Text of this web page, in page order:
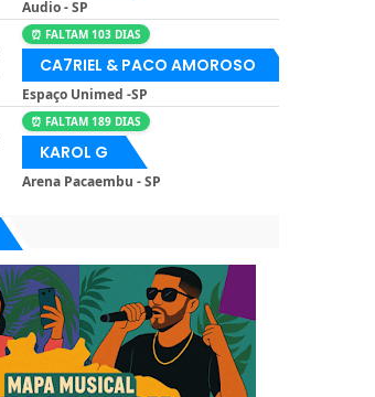
Audio - SP
⏰ FALTAM 103 DIAS
CA7RIEL & PACO AMOROSO
Espaço Unimed -SP
⏰ FALTAM 189 DIAS
KAROL G
Arena Pacaembu - SP